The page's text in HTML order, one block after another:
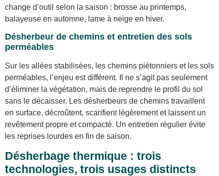
change d’outil selon la saison : brosse au printemps,
balayeuse en automne, lame à neige en hiver.
Désherbeur de chemins et entretien des sols
perméables
Sur les allées stabilisées, les chemins piétonniers et les sols
perméables, l’enjeu est différent. Il ne s’agit pas seulement
d’éliminer la végétation, mais de reprendre le profil du sol
sans le décaisser. Les désherbeurs de chemins travaillent
en surface, décroûtent, scarifient légèrement et laissent un
revêtement propre et compacté. Un entretien régulier évite
les reprises lourdes en fin de saison.
Désherbage thermique : trois
technologies, trois usages distincts